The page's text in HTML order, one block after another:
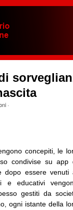
·
concepiti, le
condivise su app
dopo essere venuti
e educativi
gestiti da
ogni istante della